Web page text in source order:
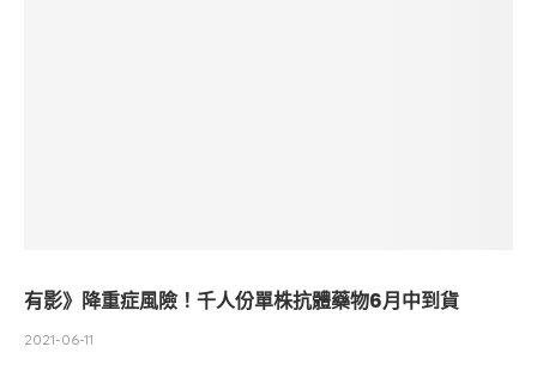
有影》降重症風險！千人份單株抗體藥物6月中到貨
2021-06-11